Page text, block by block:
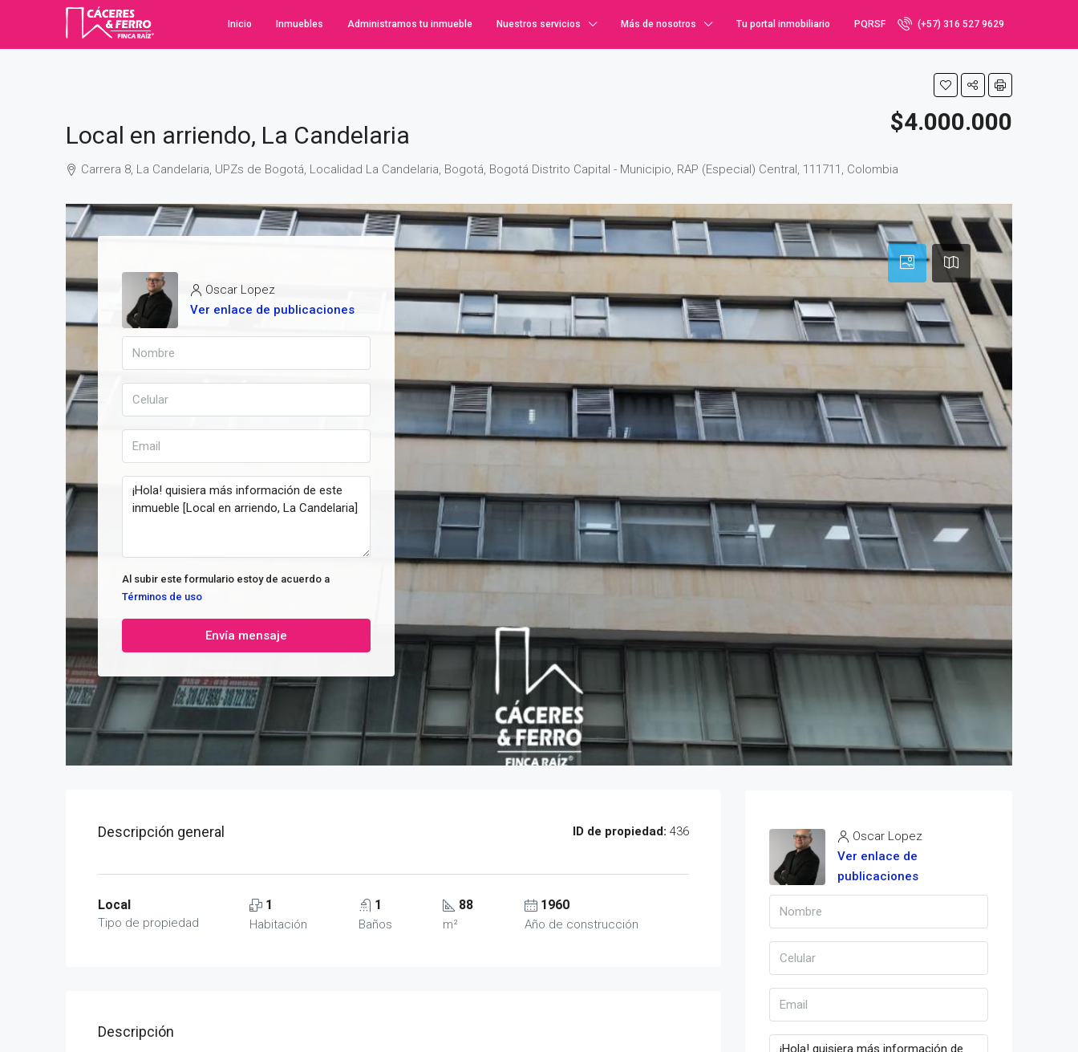
Inicio Inmuebles Administramos tu inmueble Nuestros servicios Más de nosotros Tu portal inmobiliario PQRSF (+57) 316 527 9629
Local en arriendo, La Candelaria $4.000.000
Carrera 8, La Candelaria, UPZs de Bogotá, Localidad La Candelaria, Bogotá, Bogotá Distrito Capital - Municipio, RAP (Especial) Central, 111711, Colombia
Oscar Lopez
Ver enlace de publicaciones
Al subir este formulario estoy de acuerdo a
Términos de uso
Envía mensaje
Descripción general ID de propiedad: 436
Local
Tipo de propiedad
1
Habitación
1
Baños
88
m²
1960
Año de construcción
Descripción
Oscar Lopez
Ver enlace de
publicaciones